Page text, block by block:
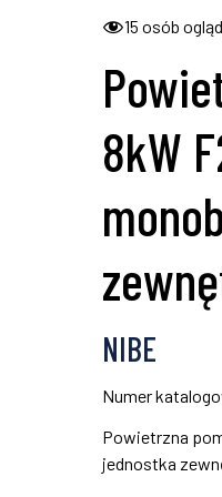
15 osób
8kW
NIBE
Numer
Powietrzna
jednostka